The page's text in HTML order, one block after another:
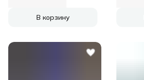
В корзину